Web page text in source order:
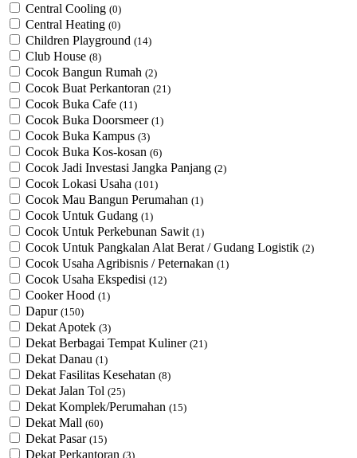
Central Cooling (0)
Central Heating (0)
Children Playground (14)
Club House (8)
Cocok Bangun Rumah (2)
Cocok Buat Perkantoran (21)
Cocok Buka Cafe (11)
Cocok Buka Doorsmeer (1)
Cocok Buka Kampus (3)
Cocok Buka Kos-kosan (6)
Cocok Jadi Investasi Jangka Panjang (2)
Cocok Lokasi Usaha (101)
Cocok Mau Bangun Perumahan (1)
Cocok Untuk Gudang (1)
Cocok Untuk Perkebunan Sawit (1)
Cocok Untuk ​Pangkalan Alat Berat / Gudang Logistik (2)
Cocok Usaha Agribisnis / Peternakan (1)
Cocok Usaha Ekspedisi (12)
Cooker Hood (1)
Dapur (150)
Dekat Apotek (3)
Dekat Berbagai Tempat Kuliner (21)
Dekat Danau (1)
Dekat Fasilitas Kesehatan (8)
Dekat Jalan Tol (25)
Dekat Komplek/Perumahan (15)
Dekat Mall (60)
Dekat Pasar (15)
Dekat Perkantoran (3)